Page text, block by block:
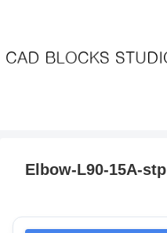
Elbow-L90-15A-stp